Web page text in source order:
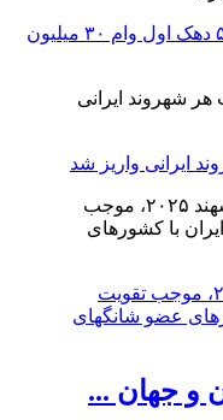
واریز سود سهام عدالت به زودی/۵ دهک اول وام ۳۰ میلیون
سردار جوانی: رزمایش سهند ۲۰۲۵، موجب تقویت
عضو شانگهای
و جهان ...